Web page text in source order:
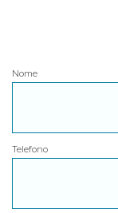
Nome
Telefono